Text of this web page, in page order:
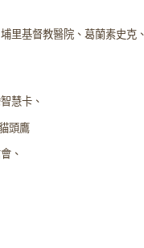
里基督教醫院、葛蘭素史克
慧卡、
頭鷹
、